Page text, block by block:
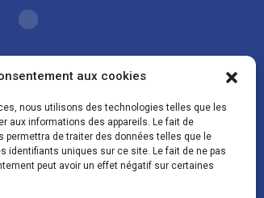
aux cookies
nous utilisons des technologies telles que les
aux informations des appareils. Le fait de
de traiter des données telles que le
identifiants uniques sur ce site. Le fait de ne pas
peut avoir un effet négatif sur certaines
utilisées pour vous
sur nos activités. Vous
le lien de désinscription figurant